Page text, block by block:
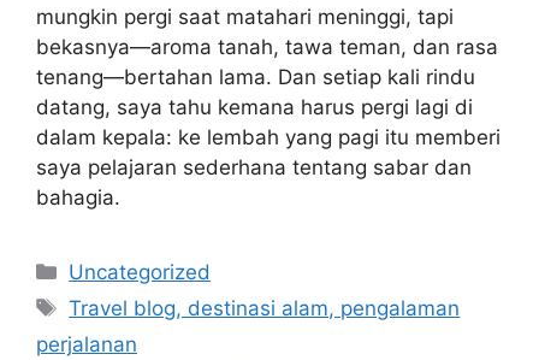
mungkin pergi saat matahari meninggi, tapi
bekasnya—aroma tanah, tawa teman, dan rasa
tenang—bertahan lama. Dan setiap kali rindu
datang, saya tahu kemana harus pergi lagi di
dalam kepala: ke lembah yang pagi itu memberi
saya pelajaran sederhana tentang sabar dan
bahagia.
Categories
Uncategorized
Tags
Travel blog, destinasi alam, pengalaman
perjalanan